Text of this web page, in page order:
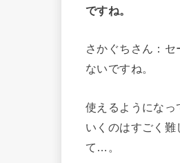
ですね。
さかぐちさん：
ないですね。
使えるようになっ
いくのはすごく難
て…。